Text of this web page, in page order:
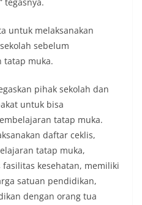
untuk melaksanakan
sebelum
tatap muka.
pihak sekolah dan
untuk bisa
tatap muka.
daftar ceklis,
tatap muka,
kesehatan, memiliki
satuan pendidikan,
dengan orang tua